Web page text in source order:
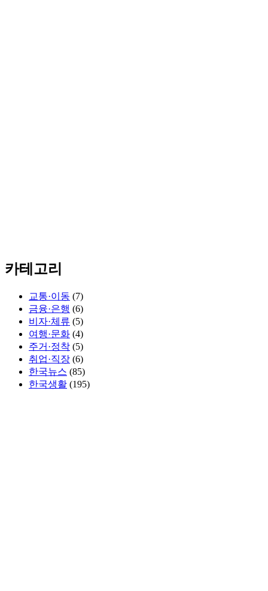
카테고리
교통·이동 (7)
금융·은행 (6)
비자·체류 (5)
여행·문화 (4)
주거·정착 (5)
취업·직장 (6)
한국뉴스 (85)
한국생활 (195)